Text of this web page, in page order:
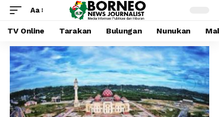
Aa
TV Online Tarakan Bulungan Nunukan